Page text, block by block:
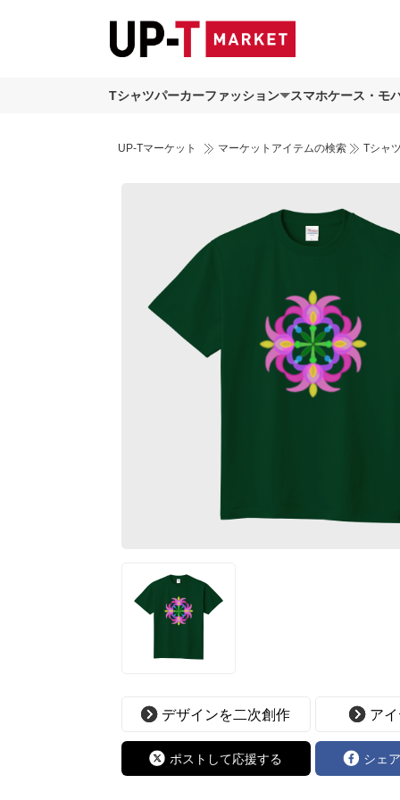
Tシャツパーカーファッション スマホケース・モ
UP-Tマーケット マーケットアイテムの検索 Tシャ
デザインを二次創作 ア
ポストして応援する シェ